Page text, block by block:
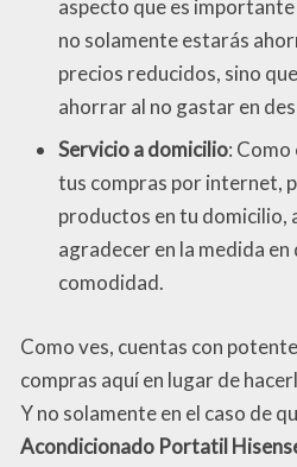
aspecto que es
no solamente estarás
precios reducidos, sino
ahorrar al no gastar en
Servicio a domicilio:
tus compras por internet,
productos en tu domicilio,
agradecer en la medida
comodidad.
Como ves, cuentas con
compras aquí en lugar de
Y no solamente en el caso de
Acondicionado Portatil